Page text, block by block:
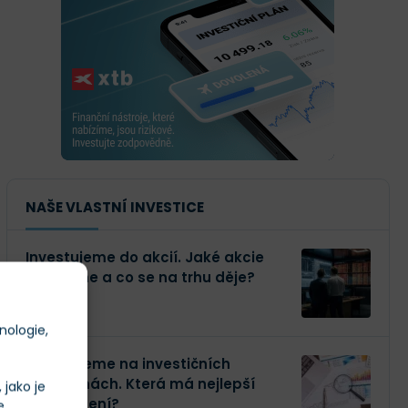
je
NAŠE VLASTNÍ INVESTICE
Investujeme do akcií. Jaké akcie
kupujeme a co se na trhu děje?
Investujeme na investičních
platformách. Která má nejlepší
zhodnocení?